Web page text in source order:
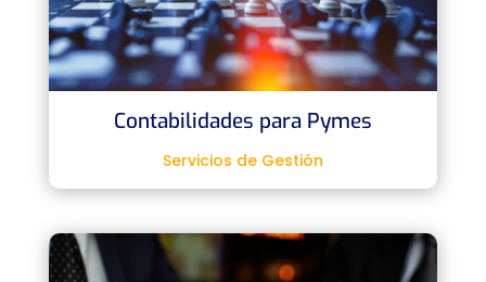
Contabilidades para Pymes
Servicios de Gestión